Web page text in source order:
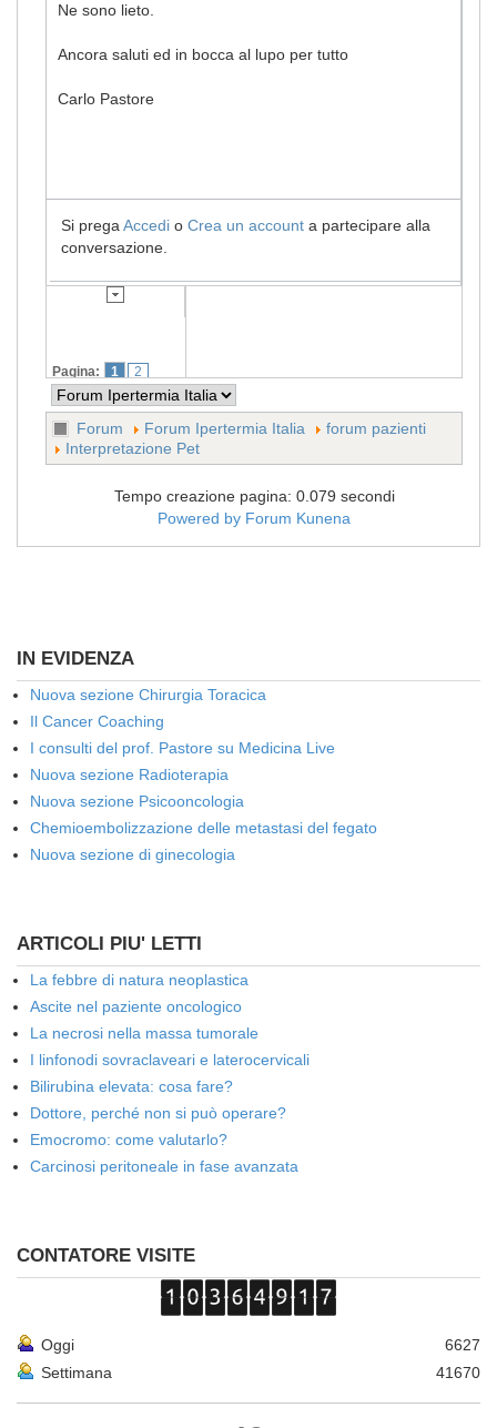
Ne sono lieto.
Ancora saluti ed in bocca al lupo per tutto
Carlo Pastore
Si prega Accedi o Crea un account a partecipare alla
conversazione.
Pagina: 1 2
Forum Forum Ipertermia Italia
forum pazienti
Interpretazione Pet
Tempo creazione pagina: 0.079 secondi
Powered by Forum Kunena
IN EVIDENZA
Nuova sezione Chirurgia Toracica
Il Cancer Coaching
I consulti del prof. Pastore su Medicina Live
Nuova sezione Radioterapia
Nuova sezione Psicooncologia
Chemioembolizzazione delle metastasi del fegato
Nuova sezione di ginecologia
ARTICOLI PIU' LETTI
La febbre di natura neoplastica
Ascite nel paziente oncologico
La necrosi nella massa tumorale
I linfonodi sovraclaveari e laterocervicali
Bilirubina elevata: cosa fare?
Dottore, perché non si può operare?
Emocromo: come valutarlo?
Carcinosi peritoneale in fase avanzata
CONTATORE VISITE
Oggi
6627
Settimana
41670